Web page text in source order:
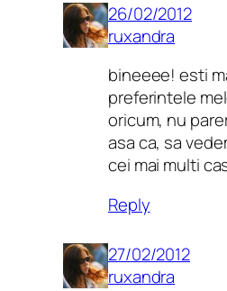
26/02/2012
ruxandra
bineeee! esti
preferintele
oricum, nu
asa ca, sa
cei mai multi
Reply
27/02/2012
ruxandra